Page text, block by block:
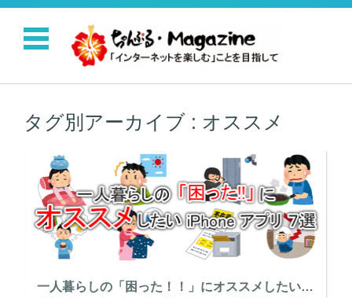
コンテンツに移動
タグ別アーカイブ : オススメ
一人暮らしの「困った！！」にオススメしたい iPhone アプリ 7選